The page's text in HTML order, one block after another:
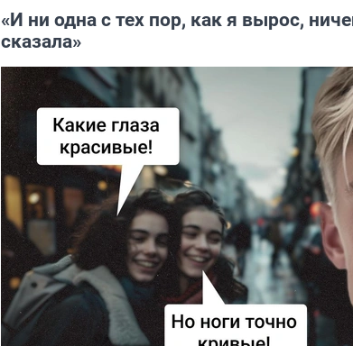
«И ни одна с тех пор, как я вырос,
сказала»